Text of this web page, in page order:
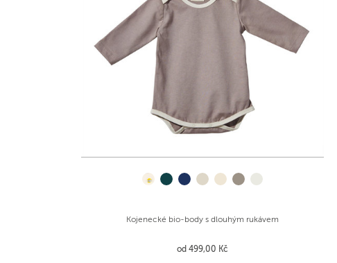
Kojenecké bio-body s dlouhým rukávem
od 499,00 Kč